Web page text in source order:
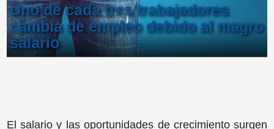
Uno de cada tres trabajadores
cambia de empleo debido al magro
salario
El salario y las oportunidades de crecimiento surgen